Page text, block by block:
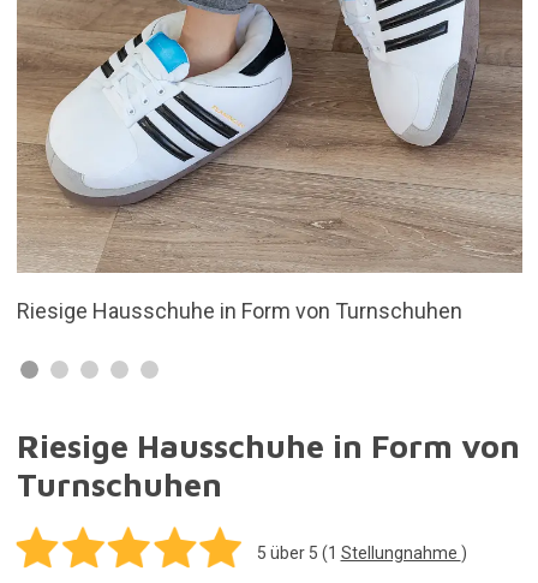
Unisex und Einheitsgröße 35 bis 46
Riesige Hausschuhe in Form von
Turnschuhen
5 über 5 (1 Stellungnahme )